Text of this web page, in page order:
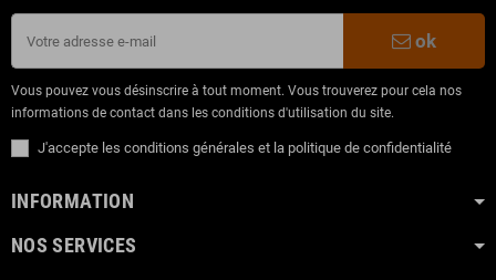
ok
Vous pouvez vous désinscrire à tout moment. Vous trouverez pour cela nos
informations de contact dans les conditions d'utilisation du site.
J'accepte les conditions générales et la politique de confidentialité
INFORMATION
NOS SERVICES